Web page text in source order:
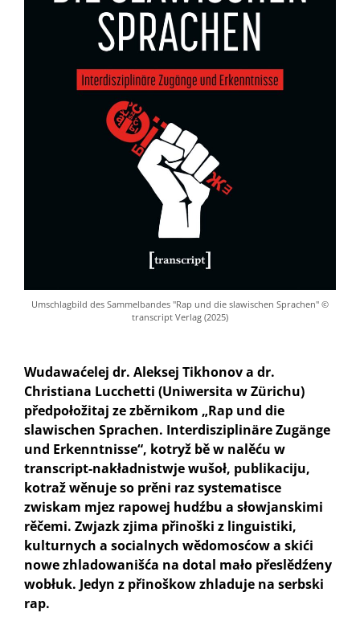
Umschlagbild des Sammelbandes "Rap und die slawischen Sprachen" ©
transcript Verlag (2025)
Wudawaćelej dr. Aleksej Tikhonov a dr.
Christiana Lucchetti (Uniwersita w Zürichu)
předpołožitaj ze zběrnikom „Rap und die
slawischen Sprachen. Interdisziplinäre Zugänge
und Erkenntnisse“, kotryž bě w nalěću w
transcript-nakładnistwje wušoł, publikaciju,
kotraž wěnuje so prěni raz systematisce
zwiskam mjez rapowej hudźbu a słowjanskimi
rěčemi. Zwjazk zjima přinoški z linguistiki,
kulturnych a socialnych wědomosćow a skići
nowe zhladowanišća na dotal mało přeslědźeny
wobłuk. Jedyn z přinoškow zhladuje na serbski
rap.